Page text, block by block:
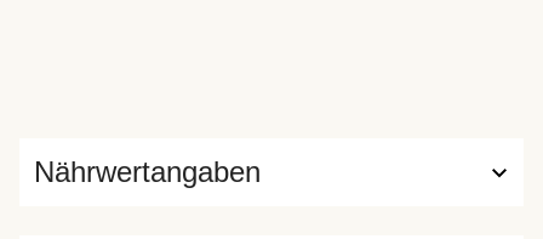
Nährwertangaben